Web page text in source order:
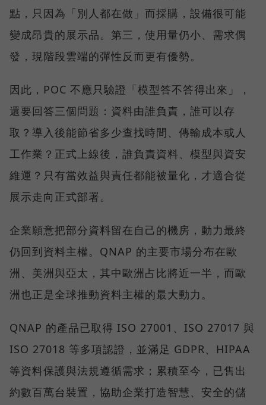
點，只因為「別人都在做」而採購，設備很可能
變成昂貴的展示品。第三，使用量仍小、需求偶
發，現階段雲端的彈性反而更有優勢。
因此，POC 不應只驗證「模型答不答得出來」，
還要回答三個問題：資料由誰負責，誰可以存
取？導入後能節省多少查找時間、傳輸成本或人
工作業？正式上線後，誰負責資料、模型與資安
維運？只有當效益與責任都能被量化，才適合從
展示走向正式部署。
企業願意把部分資料留在自己的機房，動力最終
仍回到資料主權。QNAP 的主要市場分布在歐
洲、美洲與亞太，其中歐洲占比將近一半，而歐
洲也正是全球推動資料主權的最大動力。
QNAP 的產品已取得 ISO 27001、ISO 27017 與
ISO 27018 等多項認證，並滿足 GDPR、HIPAA
等資料保護與法規遵循需求；累積至今，已售出
約數百萬台裝置，協助企業打造智慧、安全的儲